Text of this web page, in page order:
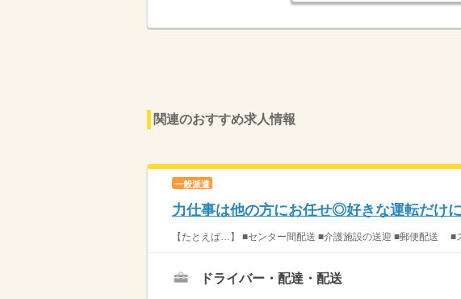
関連のおすすめ求人情報
一般派遣
力仕事は他の方にお任せ◎好きな運転だけ
【たとえば…】 ■センター間配送 ■介護施設の送迎 ■郵便配送 ■
ドライバー・配達・配送